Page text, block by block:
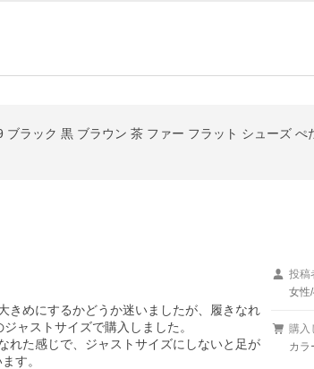
ラック 黒 ブラウン 茶 ファー フラット シューズ ぺ
きめにするかどうか迷いましたが、履きなれ
ャストサイズで購入しました。
れた感じで、ジャストサイズにしないと足が
す。
投稿
女性
購入
カラ